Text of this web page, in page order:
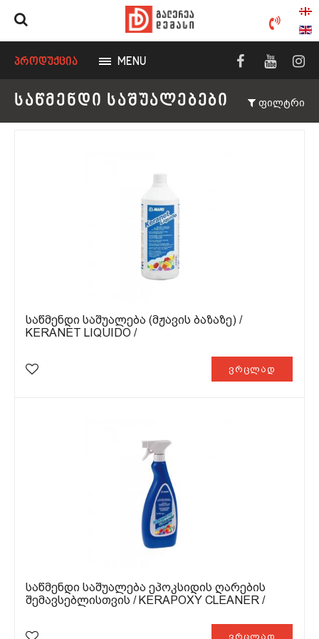
ᲞᲠᲝᲓᲣᲥᲪᲘᲐ MENU
ᲡᲐᲬᲛᲔᲜᲓᲘ ᲡᲐᲨᲣᲐᲚᲔᲑᲔᲑᲘ ფილტრი
ᲡᲐᲬᲛᲔᲜᲓᲘ ᲡᲐᲨᲣᲐᲚᲔᲑᲐ (ᲛᲟᲐᲕᲘᲡ ᲑᲐᲖᲐᲖᲔ) /
KERANET LIQUIDO /
ვრცლად
ᲡᲐᲬᲛᲔᲜᲓᲘ ᲡᲐᲨᲣᲐᲚᲔᲑᲐ ᲔᲞᲝᲙᲡᲘᲓᲘᲡ ᲦᲐᲠᲔᲑᲘᲡ
ᲨᲔᲛᲐᲕᲡᲔᲑᲚᲘᲡᲗᲕᲘᲡ / KERAPOXY CLEANER /
ვრცლად